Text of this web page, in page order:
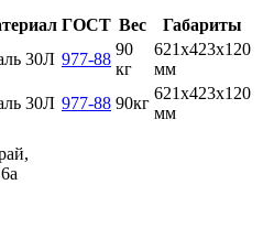
ГОСТ Вес
Габариты
30Л 977-88
90
кг
621x423x120
мм
30Л 977-88 90кг
621x423x120
мм